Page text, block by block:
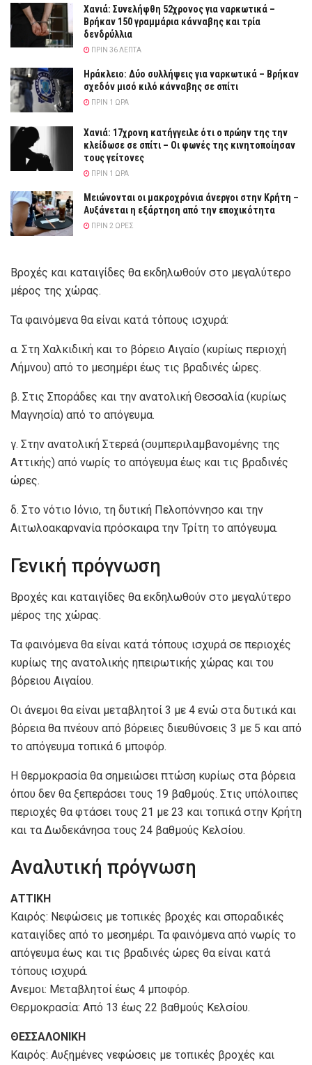
Χανιά: Συνελήφθη 52χρονος για ναρκωτικά –
Βρήκαν 150 γραμμάρια κάνναβης και τρία
δενδρύλλια
ΠΡΙΝ 36 ΛΕΠΤΆ
Ηράκλειο: Δύο συλλήψεις για ναρκωτικά – Βρήκαν
σχεδόν μισό κιλό κάνναβης σε σπίτι
ΠΡΙΝ 1 ΏΡΑ
Χανιά: 17χρονη κατήγγειλε ότι ο πρώην της την
κλείδωσε σε σπίτι – Οι φωνές της κινητοποίησαν
τους γείτονες
ΠΡΙΝ 1 ΏΡΑ
Μειώνονται οι μακροχρόνια άνεργοι στην Κρήτη –
Αυξάνεται η εξάρτηση από την εποχικότητα
ΠΡΙΝ 2 ΏΡΕΣ
Βροχές και καταιγίδες θα εκδηλωθούν στο μεγαλύτερο
μέρος της χώρας.
Τα φαινόμενα θα είναι κατά τόπους ισχυρά:
α. Στη Χαλκιδική και το βόρειο Αιγαίο (κυρίως περιοχή
Λήμνου) από το μεσημέρι έως τις βραδινές ώρες.
β. Στις Σποράδες και την ανατολική Θεσσαλία (κυρίως
Μαγνησία) από το απόγευμα.
γ. Στην ανατολική Στερεά (συμπεριλαμβανομένης της
Αττικής) από νωρίς το απόγευμα έως και τις βραδινές
ώρες.
δ. Στο νότιο Ιόνιο, τη δυτική Πελοπόννησο και την
Αιτωλοακαρνανία πρόσκαιρα την Τρίτη το απόγευμα.
Γενική πρόγνωση
Βροχές και καταιγίδες θα εκδηλωθούν στο μεγαλύτερο
μέρος της χώρας.
Τα φαινόμενα θα είναι κατά τόπους ισχυρά σε περιοχές
κυρίως της ανατολικής ηπειρωτικής χώρας και του
βόρειου Αιγαίου.
Οι άνεμοι θα είναι μεταβλητοί 3 με 4 ενώ στα δυτικά και
βόρεια θα πνέουν από βόρειες διευθύνσεις 3 με 5 και από
το απόγευμα τοπικά 6 μποφόρ.
Η θερμοκρασία θα σημειώσει πτώση κυρίως στα βόρεια
όπου δεν θα ξεπεράσει τους 19 βαθμούς. Στις υπόλοιπες
περιοχές θα φτάσει τους 21 με 23 και τοπικά στην Κρήτη
και τα Δωδεκάνησα τους 24 βαθμούς Κελσίου.
Αναλυτική πρόγνωση
ΑΤΤΙΚΗ
Καιρός: Νεφώσεις με τοπικές βροχές και σποραδικές
καταιγίδες από το μεσημέρι. Τα φαινόμενα από νωρίς το
απόγευμα έως και τις βραδινές ώρες θα είναι κατά
τόπους ισχυρά.
Ανεμοι: Μεταβλητοί έως 4 μποφόρ.
Θερμοκρασία: Από 13 έως 22 βαθμούς Κελσίου.
ΘΕΣΣΑΛΟΝΙΚΗ
Καιρός: Αυξημένες νεφώσεις με τοπικές βροχές και